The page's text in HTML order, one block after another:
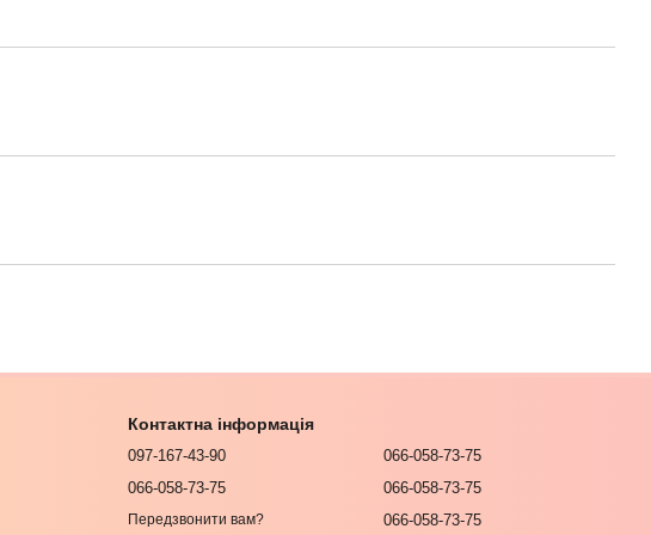
Контактна інформація
097-167-43-90
066-058-73-75
Передзвонити вам?
066-058-73-75
066-058-73-75
066-058-73-75